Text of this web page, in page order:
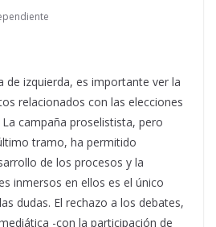
de izquierda, es importante ver la
relacionados con las elecciones
campaña proselistista, pero
tramo, ha permitido
de los procesos y la
inmersos en ellos es el único
dudas. El rechazo a los debates,
-con la participación de